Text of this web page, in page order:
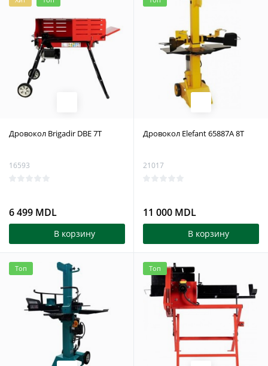
Дровокол Brigadir DBE 7T
16593
6 499 MDL
В корзину
Дровокол Elefant 65887A 8T
21017
11 000 MDL
В корзину
Топ Топ